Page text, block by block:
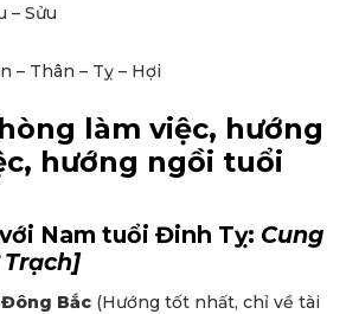
– Sửu
– Thân – Tỵ – Hợi
làm việc, hướng
hướng ngồi tuổi
Nam tuổi Đinh Tỵ: Cung
Trạch]
Bắc (Hướng tốt nhất, chỉ về tài